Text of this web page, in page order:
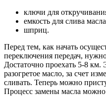
ключи для
емкость для слива
шприц.
Перед тем, как начать
переключения передач,
Достаточно проехать 5-8 км.
разогретое масло, за счет
сливать. Теперь можно
Процесс замены масла